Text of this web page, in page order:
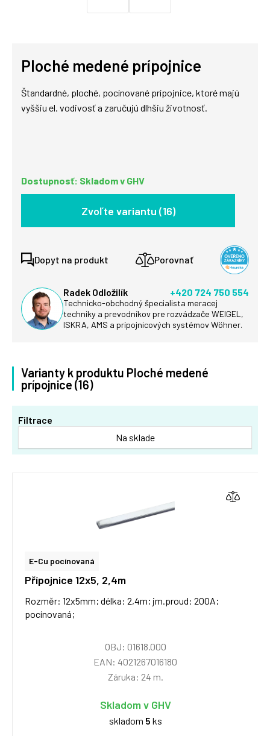
Ploché medené prípojnice
Štandardné, ploché, pocínované prípojnice, ktoré majú
vyššiu el. vodivosť a zaručujú dlhšiu životnosť.
Dostupnosť: Skladom v GHV
Zvoľte variantu (16)
Dopyt na produkt Porovnať
Radek Odložilík +420 724 750 554
Technicko-obchodný špecialista meracej
techniky a prevodníkov pre rozvádzače WEIGEL,
ISKRA, AMS a prípojnicových systémov Wöhner.
Varianty k produktu Ploché medené
prípojnice (16)
Filtrace
Na sklade
E-Cu pocínovaná
Přípojnice 12x5, 2,4m
Rozměr: 12x5mm; délka: 2,4m; jm.proud: 200A;
pocínovaná;
OBJ: 01618.000
EAN: 4021267016180
Záruka: 24 m.
Skladom v GHV
skladom 5 ks